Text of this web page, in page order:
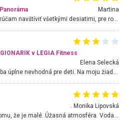
Martina
Nádherné miesto ktoré odporúčam navštíviť všetkými desiatimi, pre rodiny s deťmi, dôchodcom... Proste a jednoducho ozaj rozprávkový les.. určite ešte prídeme. Odniesli sme si na pamiatku krásne tričká,
v LEGIA Fitness
Elena Selecká
Kútik výborný, ale hlučná hudba úplne nevhodná pre deti. Na moju žiadosť o aspoň sušenie nereagovali.
. Monika Lipovská